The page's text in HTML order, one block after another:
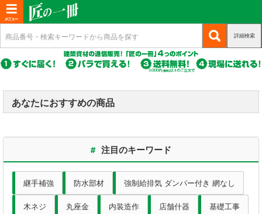
T
o
g
g
e
n
i
新規会員登録(c
u
r
n
t)
ログイン
(c
r
r
e
t)
マイページ(c
u
r
e
t)
基礎・土台関連
構造金物
詳細検索
あなたにおすすめの商品
# 注目のキーワード
継手補強 防水部材 強制給排気 ダンパー付き 網なし
木ネジ 丸座金 内装造作 店舗什器 基礎工事